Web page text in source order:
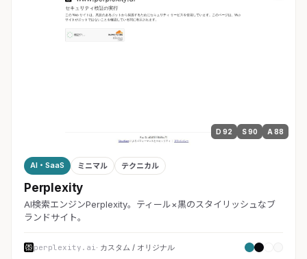
D 92 S 90 A 88
AI・SaaS ミニマル テクニカル
Perplexity
AI検索エンジンPerplexity。ティール×黒のスタイリッシュなブ
ランドサイト。
perplexity.ai · カスタム / オリジナル